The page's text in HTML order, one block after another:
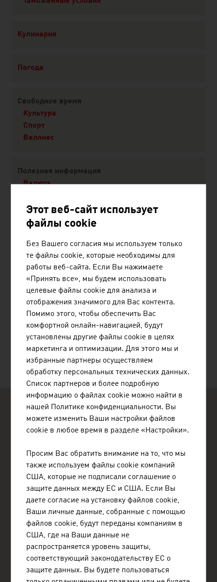
Кулинария
Погода
Свободное время
Культура
Спорт
Веллнес
Полезная информация
Валюта
Покупки
Праздники
Туристические советы
Карта страны и планы городов
ADVANTAGE AUSTRIA Almaty
Торговый отдел Посольства Австрии в Алматы
ул. Казыбек Би д. 41, корпус Б
Бизнес-центр Парк Палас
Казахстан
+7 727 225 14 84
+7 727 225 14 86
almaty@advantageaustria.org
Facebook ADVANTAGE AUSTRIA KZ
www.advantageaustria.org/kz
Этот веб-сайт использует
файлы cookie
Без Вашего согласия мы используем только
те файлы cookie, которые необходимы для
работы веб-сайта. Если Вы нажимаете
«Принять все», мы будем использовать
целевые файлы cookie для анализа и
отображения значимого для Вас контента.
Помимо этого, чтобы обеспечить Вас
комфортной онлайн-навигацией, будут
установлены другие файлы cookie в целях
маркетинга и оптимизации. Для этого мы и
избранные партнеры осуществляем
обработку персональных технических данных.
Список партнеров и более подробную
информацию о файлах cookie можно найти в
нашей Политике конфиденциальности. Вы
можете изменить Ваши настройки файлов
cookie в любое время в разделе «Настройки».
Просим Вас обратить внимание на то, что мы
также используем файлы cookie компаний
США, которые не подписали соглашение о
защите данных между ЕС и США. Если Вы
даете согласие на установку файлов cookie,
Ваши личные данные, собранные с помощью
файлов cookie, будут переданы компаниям в
США, где на Ваши данные не
распространяется уровень защиты,
соответствующий законодательству ЕС о
защите данных. Вы будете пользоваться